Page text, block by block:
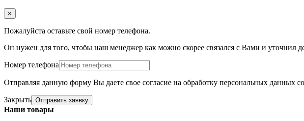
×
Пожалуйста оставьте свой номер телефона.
Он нужен для того, чтобы наш менеджер как можно скорее связался с Вами и уточнил
Номер телефона
Отправляя данную форму Вы даете свое согласие на обработку персональных данных
Закрыть Отправить заявку
Наши товары